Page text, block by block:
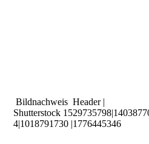
Bildnachweis Header |
Shutterstock
4|1018791730 |1776445346